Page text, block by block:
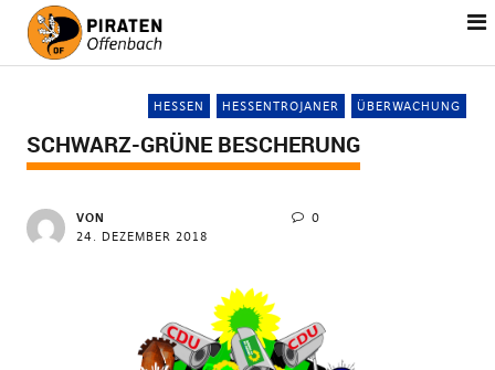
HESSEN HESSENTROJANER ÜBERWACHUNG
SCHWARZ-GRÜNE BESCHERUNG
VON
24. DEZEMBER 2018
0